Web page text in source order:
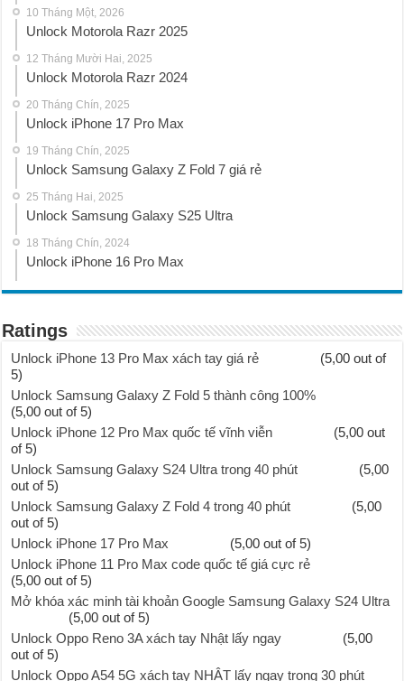
10 Tháng Một, 2026
Unlock Motorola Razr 2025
12 Tháng Mười Hai, 2025
Unlock Motorola Razr 2024
20 Tháng Chín, 2025
Unlock iPhone 17 Pro Max
19 Tháng Chín, 2025
Unlock Samsung Galaxy Z Fold 7 giá rẻ
25 Tháng Hai, 2025
Unlock Samsung Galaxy S25 Ultra
18 Tháng Chín, 2024
Unlock iPhone 16 Pro Max
Ratings
Unlock iPhone 13 Pro Max xách tay giá rẻ
(5,00 out of
5)
Unlock Samsung Galaxy Z Fold 5 thành công 100%
(5,00 out of 5)
Unlock iPhone 12 Pro Max quốc tế vĩnh viễn
(5,00 out
of 5)
Unlock Samsung Galaxy S24 Ultra trong 40 phút
(5,00
out of 5)
Unlock Samsung Galaxy Z Fold 4 trong 40 phút
(5,00
out of 5)
Unlock iPhone 17 Pro Max
(5,00 out of 5)
Unlock iPhone 11 Pro Max code quốc tế giá cực rẻ
(5,00 out of 5)
Mở khóa xác minh tài khoản Google Samsung Galaxy S24 Ultra
(5,00 out of 5)
Unlock Oppo Reno 3A xách tay Nhật lấy ngay
(5,00
out of 5)
Unlock Oppo A54 5G xách tay NHẬT lấy ngay trong 30 phút